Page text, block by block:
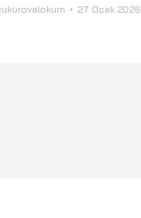
27 Ocak 2026